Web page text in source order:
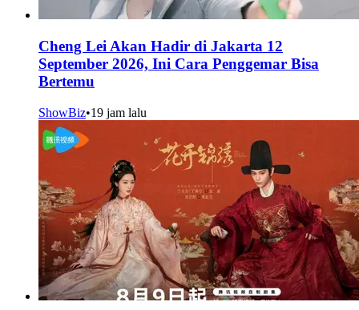
Cheng Lei Akan Hadir di Jakarta 12
September 2026, Ini Cara Penggemar Bisa
Bertemu
ShowBiz•19 jam lalu